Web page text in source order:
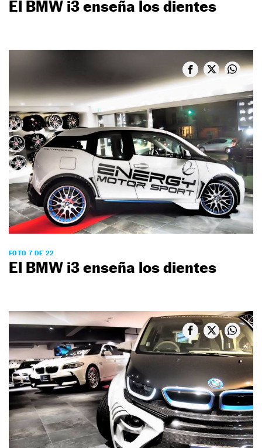
El BMW i3 enseña los dientes
FOTO 7 DE 22
El BMW i3 enseña los dientes